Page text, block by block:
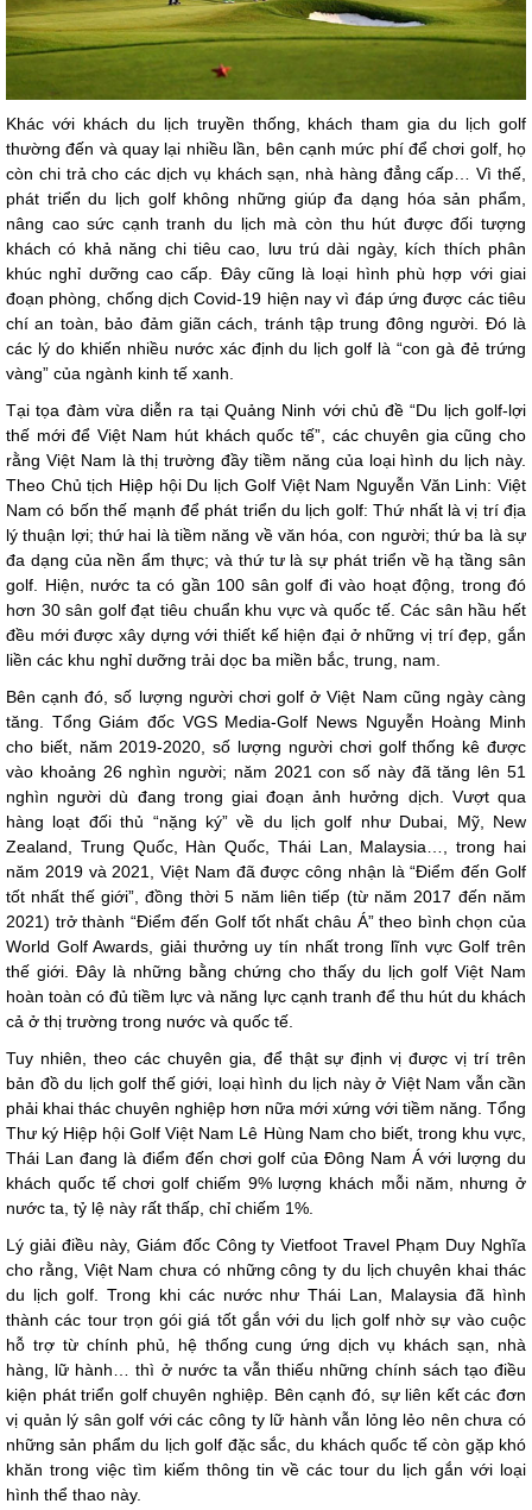
Khác với khách du lịch truyền thống, khách tham gia du lịch golf
thường đến và quay lại nhiều lần, bên cạnh mức phí để chơi golf, họ
còn chi trả cho các dịch vụ khách sạn, nhà hàng đẳng cấp… Vì thế,
phát triển du lịch golf không những giúp đa dạng hóa sản phẩm,
nâng cao sức cạnh tranh du lịch mà còn thu hút được đối tượng
khách có khả năng chi tiêu cao, lưu trú dài ngày, kích thích phân
khúc nghỉ dưỡng cao cấp. Đây cũng là loại hình phù hợp với giai
đoạn phòng, chống dịch Covid-19 hiện nay vì đáp ứng được các tiêu
chí an toàn, bảo đảm giãn cách, tránh tập trung đông người. Đó là
các lý do khiến nhiều nước xác định du lịch golf là “con gà đẻ trứng
vàng” của ngành kinh tế xanh.
Tại tọa đàm vừa diễn ra tại Quảng Ninh với chủ đề “Du lịch golf-lợi
thế mới để Việt Nam hút khách quốc tế”, các chuyên gia cũng cho
rằng Việt Nam là thị trường đầy tiềm năng của loại hình du lịch này.
Theo Chủ tịch Hiệp hội Du lịch Golf Việt Nam Nguyễn Văn Linh: Việt
Nam có bốn thế mạnh để phát triển du lịch golf: Thứ nhất là vị trí địa
lý thuận lợi; thứ hai là tiềm năng về văn hóa, con người; thứ ba là sự
đa dạng của nền ẩm thực; và thứ tư là sự phát triển về hạ tầng sân
golf. Hiện, nước ta có gần 100 sân golf đi vào hoạt động, trong đó
hơn 30 sân golf đạt tiêu chuẩn khu vực và quốc tế. Các sân hầu hết
đều mới được xây dựng với thiết kế hiện đại ở những vị trí đẹp, gắn
liền các khu nghỉ dưỡng trải dọc ba miền bắc, trung, nam.
Bên cạnh đó, số lượng người chơi golf ở Việt Nam cũng ngày càng
tăng. Tổng Giám đốc VGS Media-Golf News Nguyễn Hoàng Minh
cho biết, năm 2019-2020, số lượng người chơi golf thống kê được
vào khoảng 26 nghìn người; năm 2021 con số này đã tăng lên 51
nghìn người dù đang trong giai đoạn ảnh hưởng dịch. Vượt qua
hàng loạt đối thủ “nặng ký” về du lịch golf như Dubai, Mỹ, New
Zealand, Trung Quốc, Hàn Quốc, Thái Lan, Malaysia…, trong hai
năm 2019 và 2021, Việt Nam đã được công nhận là “Điểm đến Golf
tốt nhất thế giới”, đồng thời 5 năm liên tiếp (từ năm 2017 đến năm
2021) trở thành “Điểm đến Golf tốt nhất châu Á” theo bình chọn của
World Golf Awards, giải thưởng uy tín nhất trong lĩnh vực Golf trên
thế giới. Đây là những bằng chứng cho thấy du lịch golf Việt Nam
hoàn toàn có đủ tiềm lực và năng lực cạnh tranh để thu hút du khách
cả ở thị trường trong nước và quốc tế.
Tuy nhiên, theo các chuyên gia, để thật sự định vị được vị trí trên
bản đồ du lịch golf thế giới, loại hình du lịch này ở Việt Nam vẫn cần
phải khai thác chuyên nghiệp hơn nữa mới xứng với tiềm năng. Tổng
Thư ký Hiệp hội Golf Việt Nam Lê Hùng Nam cho biết, trong khu vực,
Thái Lan đang là điểm đến chơi golf của Đông Nam Á với lượng du
khách quốc tế chơi golf chiếm 9% lượng khách mỗi năm, nhưng ở
nước ta, tỷ lệ này rất thấp, chỉ chiếm 1%.
Lý giải điều này, Giám đốc Công ty Vietfoot Travel Phạm Duy Nghĩa
cho rằng, Việt Nam chưa có những công ty du lịch chuyên khai thác
du lịch golf. Trong khi các nước như Thái Lan, Malaysia đã hình
thành các tour trọn gói giá tốt gắn với du lịch golf nhờ sự vào cuộc
hỗ trợ từ chính phủ, hệ thống cung ứng dịch vụ khách sạn, nhà
hàng, lữ hành… thì ở nước ta vẫn thiếu những chính sách tạo điều
kiện phát triển golf chuyên nghiệp. Bên cạnh đó, sự liên kết các đơn
vị quản lý sân golf với các công ty lữ hành vẫn lỏng lẻo nên chưa có
những sản phẩm du lịch golf đặc sắc, du khách quốc tế còn gặp khó
khăn trong việc tìm kiếm thông tin về các tour du lịch gắn với loại
hình thể thao này.